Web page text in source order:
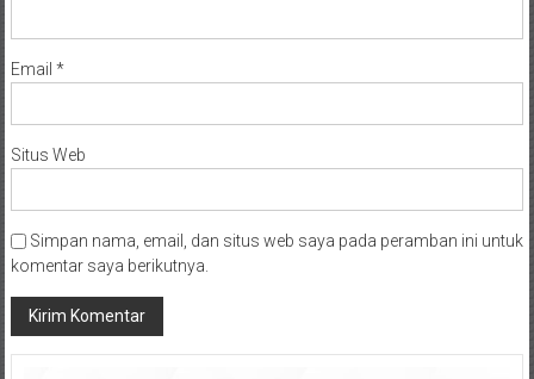
Email *
Situs Web
Simpan nama, email, dan situs web saya pada peramban ini untuk
komentar saya berikutnya.